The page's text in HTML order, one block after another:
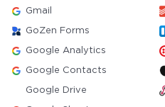
Gmail
GoZen Forms
Google Analytics
Google Contacts
Google Drive